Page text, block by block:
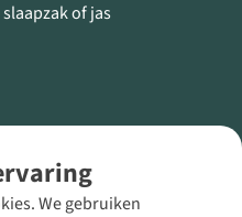
We gebruiken
of jas